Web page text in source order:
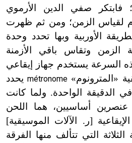
فابتكر صفي الدين الأرموي
لقياس الزمن؛ ومن ثم ظهرت
الأوربية وبها تحدد وحدة
الزمن وتقاس باقي الأزمنة
السرعة يستخدم جهاز إيقاعي
«المترونوم» métronomeيحدد
الدقيقة الواحدة. ولما كانت
أساسيين، هما اللحن
[ر. الآلات الموسيقية]
التي تتألف منها الفرقة